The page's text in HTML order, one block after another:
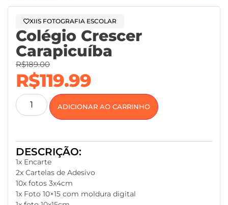
XIIS FOTOGRAFIA ESCOLAR
Colégio Crescer
Carapicuíba
R$189.00
R$119.99
ADICIONAR AO CARRINHO
DESCRIÇÃO:
1x Encarte
2x Cartelas de Adesivo
10x fotos 3x4cm
1x Foto 10×15 com moldura digital